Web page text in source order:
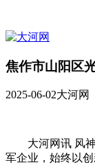
焦作市山阳区
2025-06-02大河网
大河网讯 风
军企业，始终以